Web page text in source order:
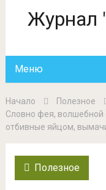
Журнал
Меню
Начало
Полезное
Словно фея, волшебной
отбивные яйцом,
Полезное